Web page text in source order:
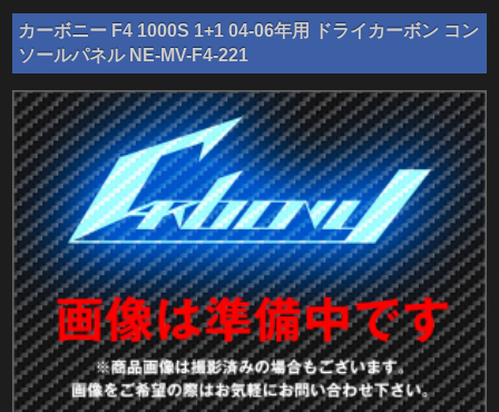
カーボニー F4 1000S 1+1 04-06年用 ドライカーボン コン
ソールパネル NE-MV-F4-221